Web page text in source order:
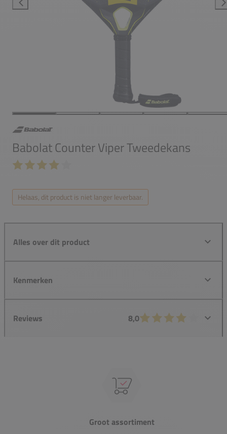
Babolat Counter Viper Tweedekans
Helaas, dit product is niet langer leverbaar.
Alles over dit product
Kenmerken
Reviews 8,0
Groot assortiment